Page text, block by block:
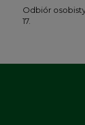
Odbiór
17.